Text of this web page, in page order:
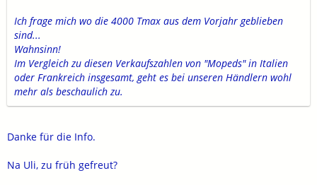
Ich frage mich wo die 4000 Tmax aus dem Vorjahr geblieben
sind...
Wahnsinn!
Im Vergleich zu diesen Verkaufszahlen von "Mopeds" in Italien
oder Frankreich insgesamt, geht es bei unseren Händlern wohl
mehr als beschaulich zu.
Danke für die Info.
Na Uli, zu früh gefreut?